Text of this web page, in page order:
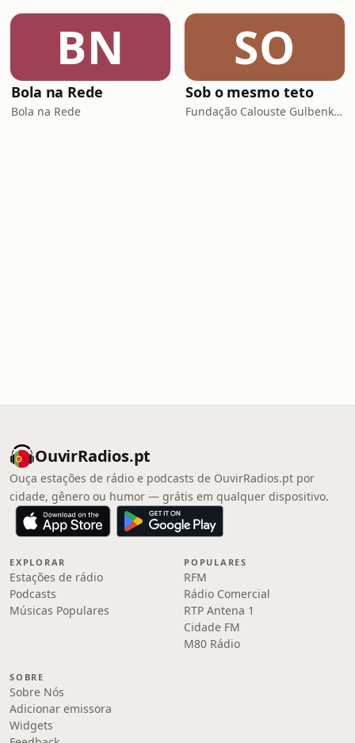
BN
Bola na Rede
Bola na Rede
SO
Sob o mesmo teto
Fundação Calouste Gulbenkian
OuvirRadios.pt
Ouça estações de rádio e podcasts de OuvirRadios.pt por
cidade, gênero ou humor — grátis em qualquer dispositivo.
EXPLORAR
Estações de rádio
Podcasts
Músicas Populares
POPULARES
RFM
Rádio Comercial
RTP Antena 1
Cidade FM
M80 Rádio
SOBRE
Sobre Nós
Adicionar emissora
Widgets